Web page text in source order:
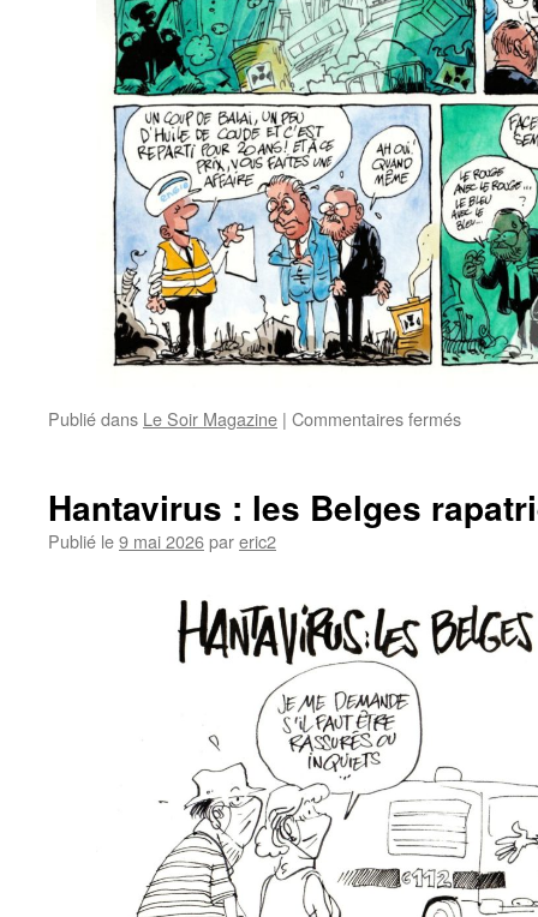
Publié dans Le Soir Magazine | Commentaires fermés
Hantavirus : les Belges
Publié le9 mai 2026pareric2